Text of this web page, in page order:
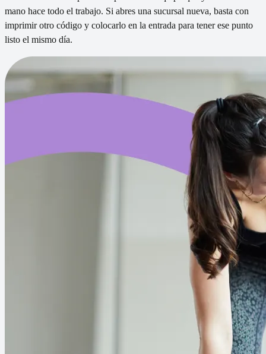
mano hace todo el trabajo. Si abres una sucursal nueva, basta con
imprimir otro código y colocarlo en la entrada para tener ese punto
listo el mismo día.